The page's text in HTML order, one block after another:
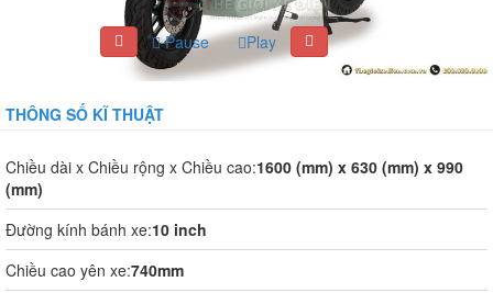
Pause Play
THÔNG SỐ KĨ THUẬT
Chiều dài x Chiều rộng x Chiều cao:1600 (mm) x 630 (mm) x 990
(mm)
Đường kính bánh xe:10 inch
Chiều cao yên xe:740mm